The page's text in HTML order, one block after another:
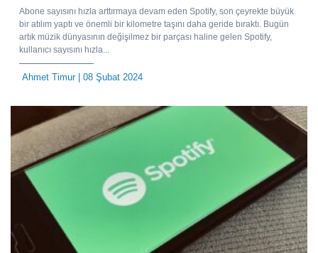
Abone sayısını hızla arttırmaya devam eden Spotify, son çeyrekte büyük
bir atılım yaptı ve önemli bir kilometre taşını daha geride bıraktı. Bugün
artık müzik dünyasının değişilmez bir parçası haline gelen Spotify,
kullanıcı sayısını hızla...
Ahmet Timur| 08 Şubat 2024